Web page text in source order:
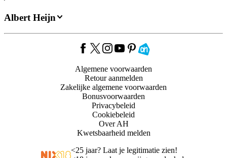
Albert Heijn
Algemene voorwaarden
Retour aanmelden
Zakelijke algemene voorwaarden
Bonusvoorwaarden
Privacybeleid
Cookiebeleid
Over AH
Kwetsbaarheid melden
<25 jaar? Laat je legitimatie zien!